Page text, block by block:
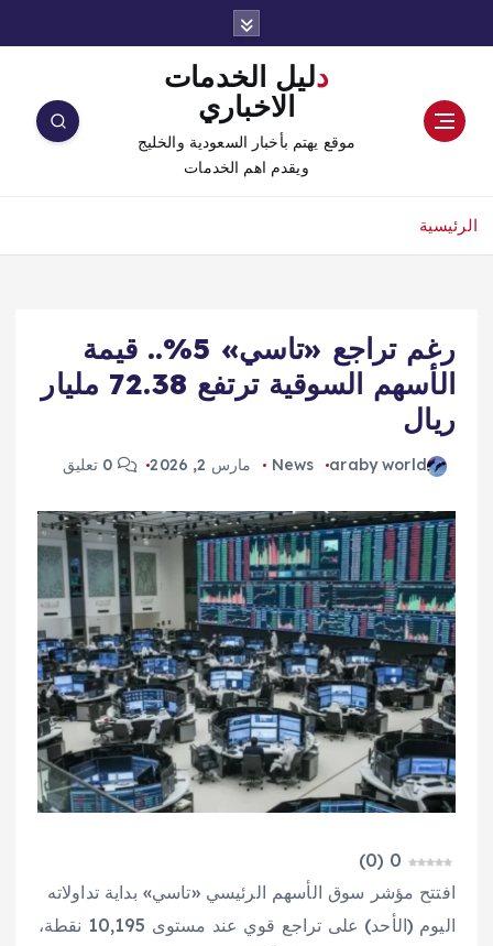
دليل الخدمات
الاخباري
موقع يهتم بأخبار السعودية والخليج
ويقدم اهم الخدمات
الرئيسية
رغم تراجع «تاسي» 5%.. قيمة
الأسهم السوقية ترتفع 72.38 مليار
ريال
araby world
News مارس 2, 2026
0
(
0
)
افتتح مؤشر سوق الأسهم الرئيسي «تاسي» بداية تداولاته
اليوم (الأحد) على تراجع قوي عند مستوى 10,195 نقطة،